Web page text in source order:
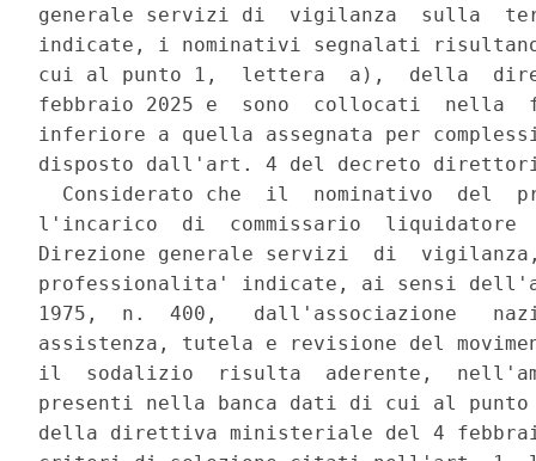
generale servizi di  vigilanza  sulla
indicate, i nominativi segnalati
cui al punto 1,  lettera  a),  della
febbraio 2025 e  sono  collocati  nella
inferiore a quella assegnata per
disposto dall'art. 4 del decreto
Considerato che  il  nominativo  del
l'incarico  di  commissario
Direzione generale servizi  di
professionalita' indicate, ai sensi
1975,  n.  400,   dall'associazione
assistenza, tutela e revisione del
il  sodalizio  risulta  aderente,
presenti nella banca dati di cui al
della direttiva ministeriale del 4